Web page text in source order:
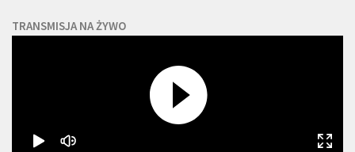
TRANSMISJA NA ŻYWO